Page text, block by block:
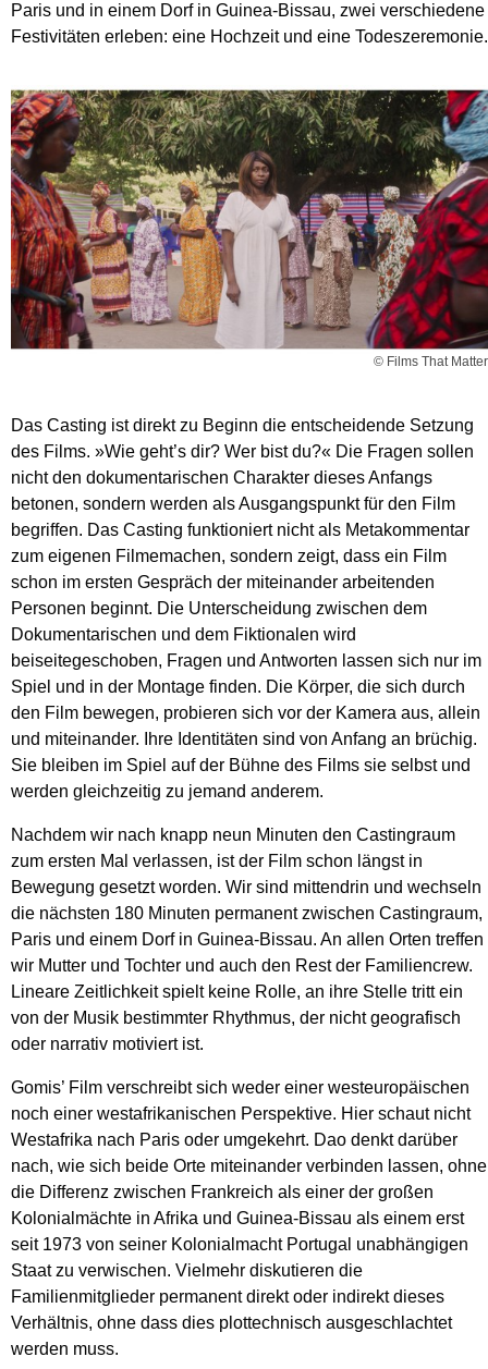
Paris und in einem Dorf in Guinea-Bissau, zwei verschiedene
Festivitäten erleben: eine Hochzeit und eine Todeszeremonie.
© Films That Matter
Das Casting ist direkt zu Beginn die entscheidende Setzung
des Films. »Wie geht’s dir? Wer bist du?« Die Fragen sollen
nicht den dokumentarischen Charakter dieses Anfangs
betonen, sondern werden als Ausgangspunkt für den Film
begriffen. Das Casting funktioniert nicht als Metakommentar
zum eigenen Filmemachen, sondern zeigt, dass ein Film
schon im ersten Gespräch der miteinander arbeitenden
Personen beginnt. Die Unterscheidung zwischen dem
Dokumentarischen und dem Fiktionalen wird
beiseitegeschoben, Fragen und Antworten lassen sich nur im
Spiel und in der Montage finden. Die Körper, die sich durch
den Film bewegen, probieren sich vor der Kamera aus, allein
und miteinander. Ihre Identitäten sind von Anfang an brüchig.
Sie bleiben im Spiel auf der Bühne des Films sie selbst und
werden gleichzeitig zu jemand anderem.
Nachdem wir nach knapp neun Minuten den Castingraum
zum ersten Mal verlassen, ist der Film schon längst in
Bewegung gesetzt worden. Wir sind mittendrin und wechseln
die nächsten 180 Minuten permanent zwischen Castingraum,
Paris und einem Dorf in Guinea-Bissau. An allen Orten treffen
wir Mutter und Tochter und auch den Rest der Familiencrew.
Lineare Zeitlichkeit spielt keine Rolle, an ihre Stelle tritt ein
von der Musik bestimmter Rhythmus, der nicht geografisch
oder narrativ motiviert ist.
Gomis’ Film verschreibt sich weder einer westeuropäischen
noch einer westafrikanischen Perspektive. Hier schaut nicht
Westafrika nach Paris oder umgekehrt. Dao denkt darüber
nach, wie sich beide Orte miteinander verbinden lassen, ohne
die Differenz zwischen Frankreich als einer der großen
Kolonialmächte in Afrika und Guinea-Bissau als einem erst
seit 1973 von seiner Kolonialmacht Portugal unabhängigen
Staat zu verwischen. Vielmehr diskutieren die
Familienmitglieder permanent direkt oder indirekt dieses
Verhältnis, ohne dass dies plottechnisch ausgeschlachtet
werden muss.